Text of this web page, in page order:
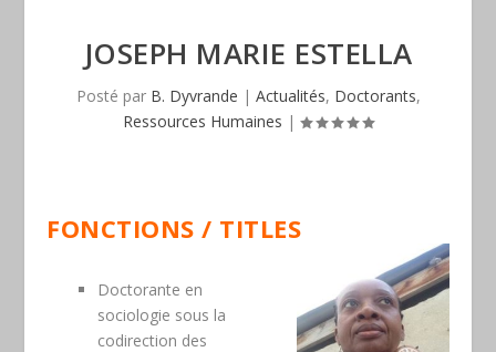
JOSEPH MARIE ESTELLA
Posté par B. Dyvrande | Actualités, Doctorants,
Ressources Humaines |
FONCTIONS / TITLES
Doctorante en
sociologie sous la
codirection des